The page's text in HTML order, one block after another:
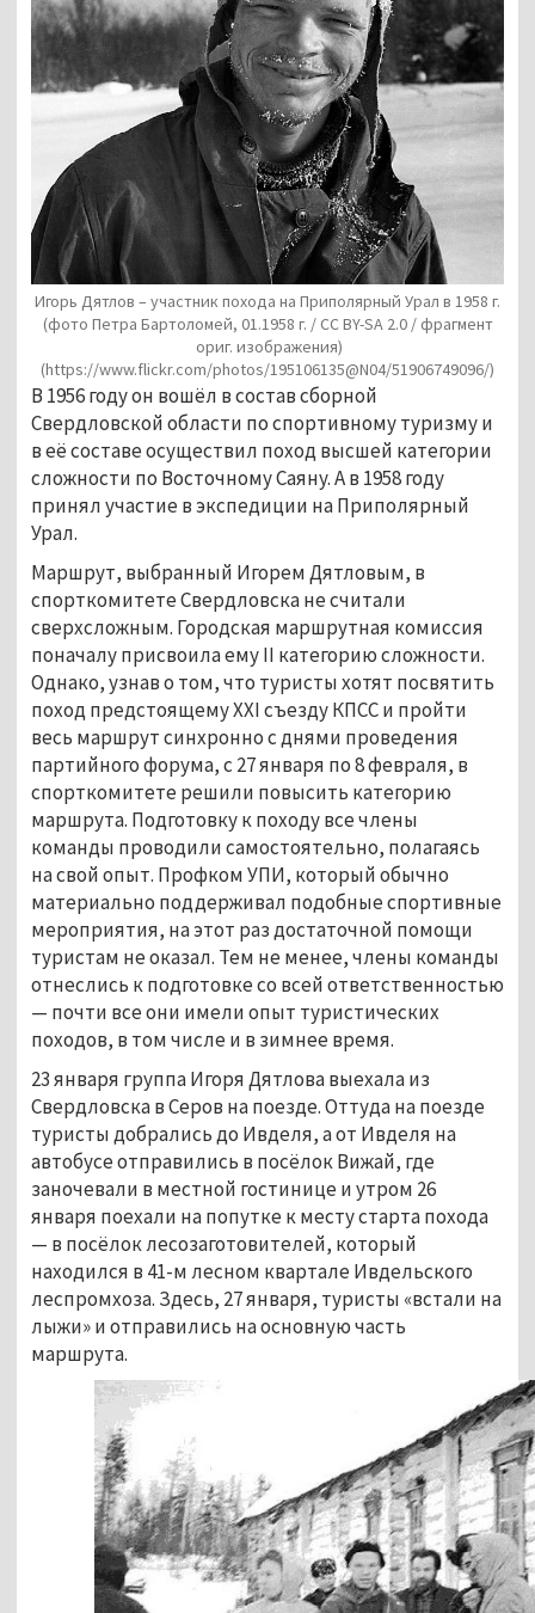
Игорь Дятлов – участник похода на Приполярный Урал в 1958 г.
(фото Петра Бартоломей, 01.1958 г. / CC BY-SA 2.0 / фрагмент
ориг. изображения)
(https://www.flickr.com/photos/195106135@N04/51906749096/)
В 1956 году он вошёл в состав сборной
Свердловской области по спортивному туризму и
в её составе осуществил поход высшей категории
сложности по Восточному Саяну. А в 1958 году
принял участие в экспедиции на Приполярный
Урал.
Маршрут, выбранный Игорем Дятловым, в
спорткомитете Свердловска не считали
сверхсложным. Городская маршрутная комиссия
поначалу присвоила ему II категорию сложности.
Однако, узнав о том, что туристы хотят посвятить
поход предстоящему XXI съезду КПСС и пройти
весь маршрут синхронно с днями проведения
партийного форума, с 27 января по 8 февраля, в
спорткомитете решили повысить категорию
маршрута. Подготовку к походу все члены
команды проводили самостоятельно, полагаясь
на свой опыт. Профком УПИ, который обычно
материально поддерживал подобные спортивные
мероприятия, на этот раз достаточной помощи
туристам не оказал. Тем не менее, члены команды
отнеслись к подготовке со всей ответственностью
— почти все они имели опыт туристических
походов, в том числе и в зимнее время.
23 января группа Игоря Дятлова выехала из
Свердловска в Серов на поезде. Оттуда на поезде
туристы добрались до Ивделя, а от Ивделя на
автобусе отправились в посёлок Вижай, где
заночевали в местной гостинице и утром 26
января поехали на попутке к месту старта похода
— в посёлок лесозаготовителей, который
находился в 41-м лесном квартале Ивдельского
леспромхоза. Здесь, 27 января, туристы «встали на
лыжи» и отправились на основную часть
маршрута.